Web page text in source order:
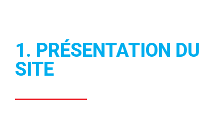
1. PRÉSENTATION DU
SITE